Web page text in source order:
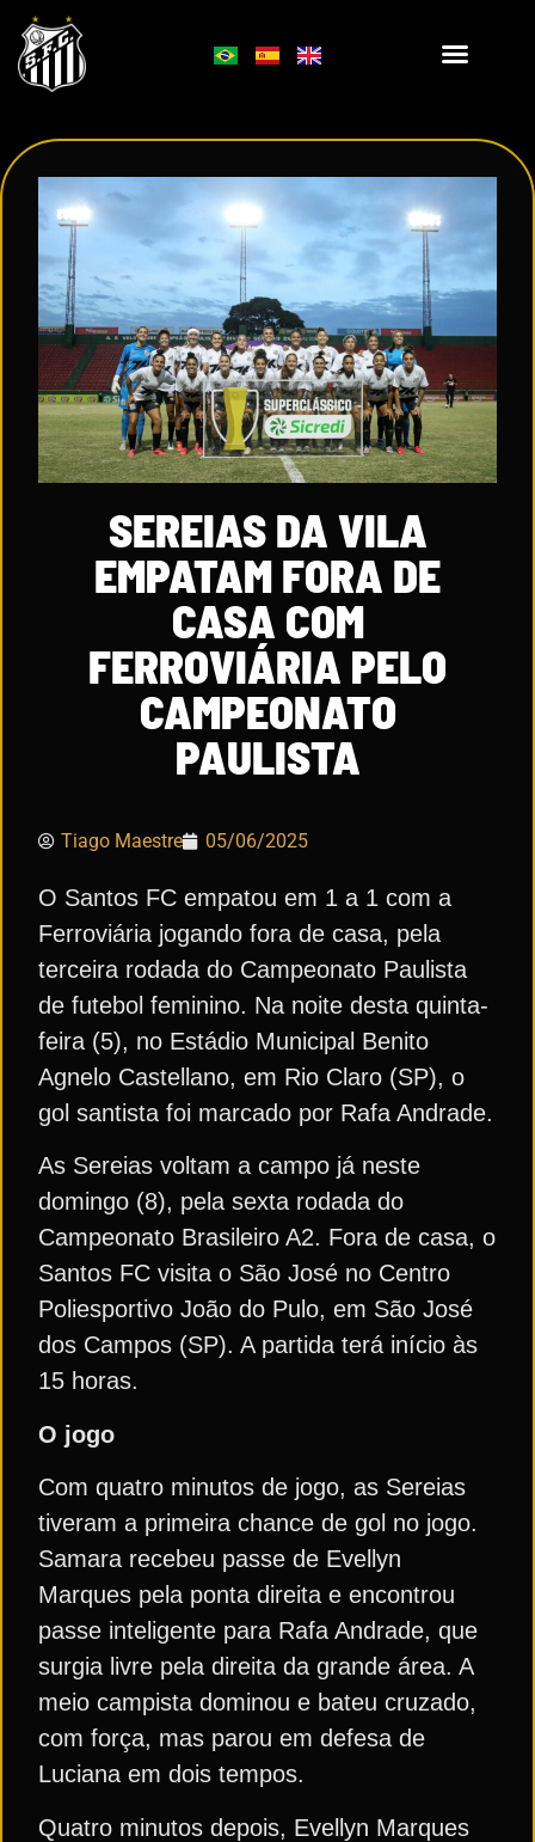
SEREIAS DA VILA
EMPATAM FORA DE
CASA COM
FERROVIÁRIA PELO
CAMPEONATO
PAULISTA
Tiago Maestre 05/06/2025
O Santos FC empatou em 1 a 1 com a
Ferroviária jogando fora de casa, pela
terceira rodada do Campeonato Paulista
de futebol feminino. Na noite desta quinta-
feira (5), no Estádio Municipal Benito
Agnelo Castellano, em Rio Claro (SP), o
gol santista foi marcado por Rafa Andrade.
As Sereias voltam a campo já neste
domingo (8), pela sexta rodada do
Campeonato Brasileiro A2. Fora de casa, o
Santos FC visita o São José no Centro
Poliesportivo João do Pulo, em São José
dos Campos (SP). A partida terá início às
15 horas.
O jogo
Com quatro minutos de jogo, as Sereias
tiveram a primeira chance de gol no jogo.
Samara recebeu passe de Evellyn
Marques pela ponta direita e encontrou
passe inteligente para Rafa Andrade, que
surgia livre pela direita da grande área. A
meio campista dominou e bateu cruzado,
com força, mas parou em defesa de
Luciana em dois tempos.
Quatro minutos depois, Evellyn Marques